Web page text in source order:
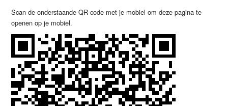
Scan de onderstaande QR-code met je mobiel om deze pagina te
openen op je mobiel.